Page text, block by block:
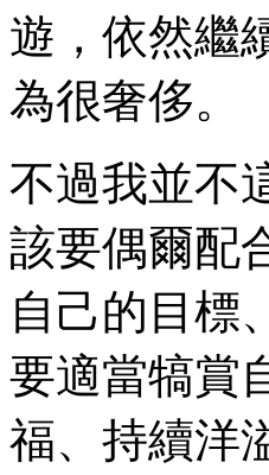
遊，依然繼
為很奢侈。
不過我並不
該要偶爾配
自己的目標
要適當犒賞
福、持續洋